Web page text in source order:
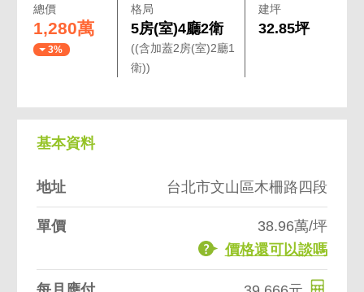
總價
1,280萬
3%
格局
5房(室)4廳2衛
((含加蓋2房(室)2廳1
衛))
建坪
32.85坪
基本資料
地址 台北市文山區木柵路四段
單價
38.96萬/坪
價格還可以談嗎